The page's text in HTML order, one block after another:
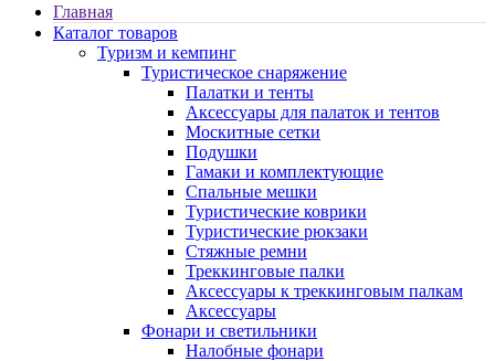
Главная
Каталог товаров
Туризм и кемпинг
Туристическое снаряжение
Палатки и тенты
Аксессуары для палаток и тентов
Москитные сетки
Подушки
Гамаки и комплектующие
Спальные мешки
Туристические коврики
Туристические рюкзаки
Стяжные ремни
Треккинговые палки
Аксессуары к треккинговым палкам
Аксессуары
Фонари и светильники
Налобные фонари